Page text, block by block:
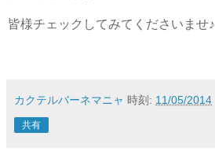
皆様チェックしてみてくださいませ♪
カクテルバーネマニャ 時刻: 11/05/2014
共有